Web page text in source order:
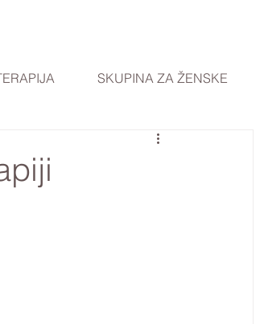
SKUPINA ZA ŽENSKE